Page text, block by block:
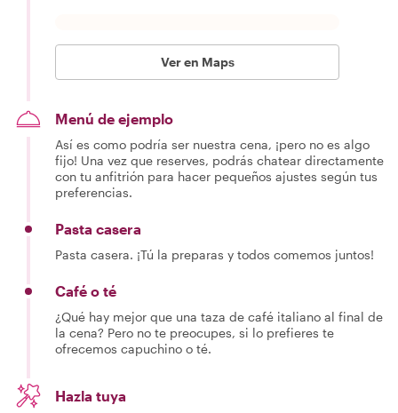
Ver en Maps
Menú de ejemplo
Así es como podría ser nuestra cena, ¡pero no es algo
fijo! Una vez que reserves, podrás chatear directamente
con tu anfitrión para hacer pequeños ajustes según tus
preferencias.
Pasta casera
Pasta casera. ¡Tú la preparas y todos comemos juntos!
Café o té
¿Qué hay mejor que una taza de café italiano al final de
la cena? Pero no te preocupes, si lo prefieres te
ofrecemos capuchino o té.
Hazla tuya